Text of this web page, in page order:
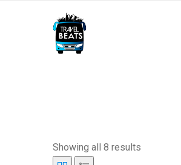
Showing all 8 results